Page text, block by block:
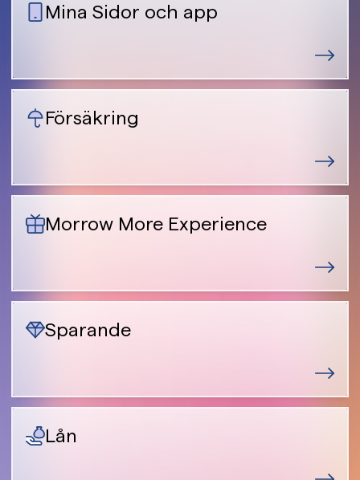
Mina Sidor och app
Försäkring
Morrow More Experience
Sparande
Lån